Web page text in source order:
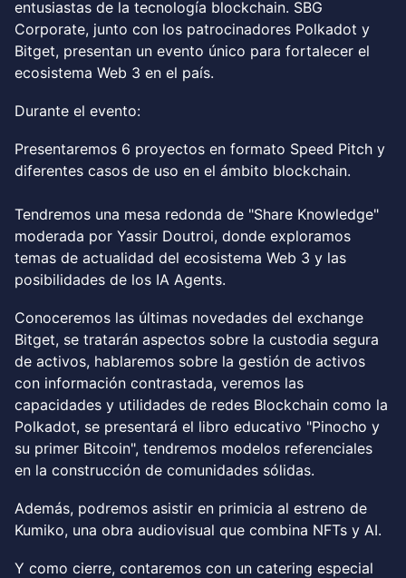
entusiastas de la tecnología blockchain. SBG
Corporate, junto con los patrocinadores Polkadot y
Bitget, presentan un evento único para fortalecer el
ecosistema Web 3 en el país.
Durante el evento:
Presentaremos 6 proyectos en formato Speed Pitch y
diferentes casos de uso en el ámbito blockchain.
Tendremos una mesa redonda de "Share Knowledge"
moderada por Yassir Doutroi, donde exploramos
temas de actualidad del ecosistema Web 3 y las
posibilidades de los IA Agents.
Conoceremos las últimas novedades del exchange
Bitget, se tratarán aspectos sobre la custodia segura
de activos, hablaremos sobre la gestión de activos
con información contrastada, veremos las
capacidades y utilidades de redes Blockchain como la
Polkadot, se presentará el libro educativo "Pinocho y
su primer Bitcoin", tendremos modelos referenciales
en la construcción de comunidades sólidas.
Además, podremos asistir en primicia al estreno de
Kumiko, una obra audiovisual que combina NFTs y AI.
Y como cierre, contaremos con un catering especial